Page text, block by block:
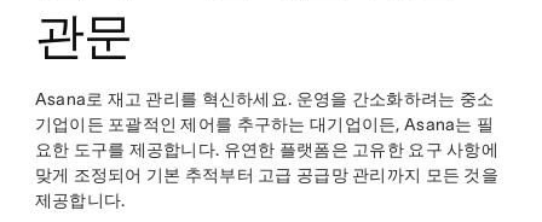
관문
Asana로 재고 관리를 혁신하세요. 운영을 간소화하려는 중소
기업이든 포괄적인 제어를 추구하는 대기업이든, Asana는 필
요한 도구를 제공합니다. 유연한 플랫폼은 고유한 요구 사항에
맞게 조정되어 기본 추적부터 고급 공급망 관리까지 모든 것을
제공합니다.